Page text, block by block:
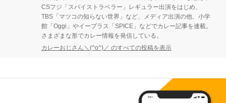
CSフジ「スパイストラベラー」レギュラー出演をはじめ、
TBS「マツコの知らない世界」など、メディア出演の他、小学
館「Oggi」やイープラス「SPICE」などでカレー記事を連載。
さまざまな形でカレー情報を発信している。
カレーおじさん＼(^o^)／ のすべての投稿を表示